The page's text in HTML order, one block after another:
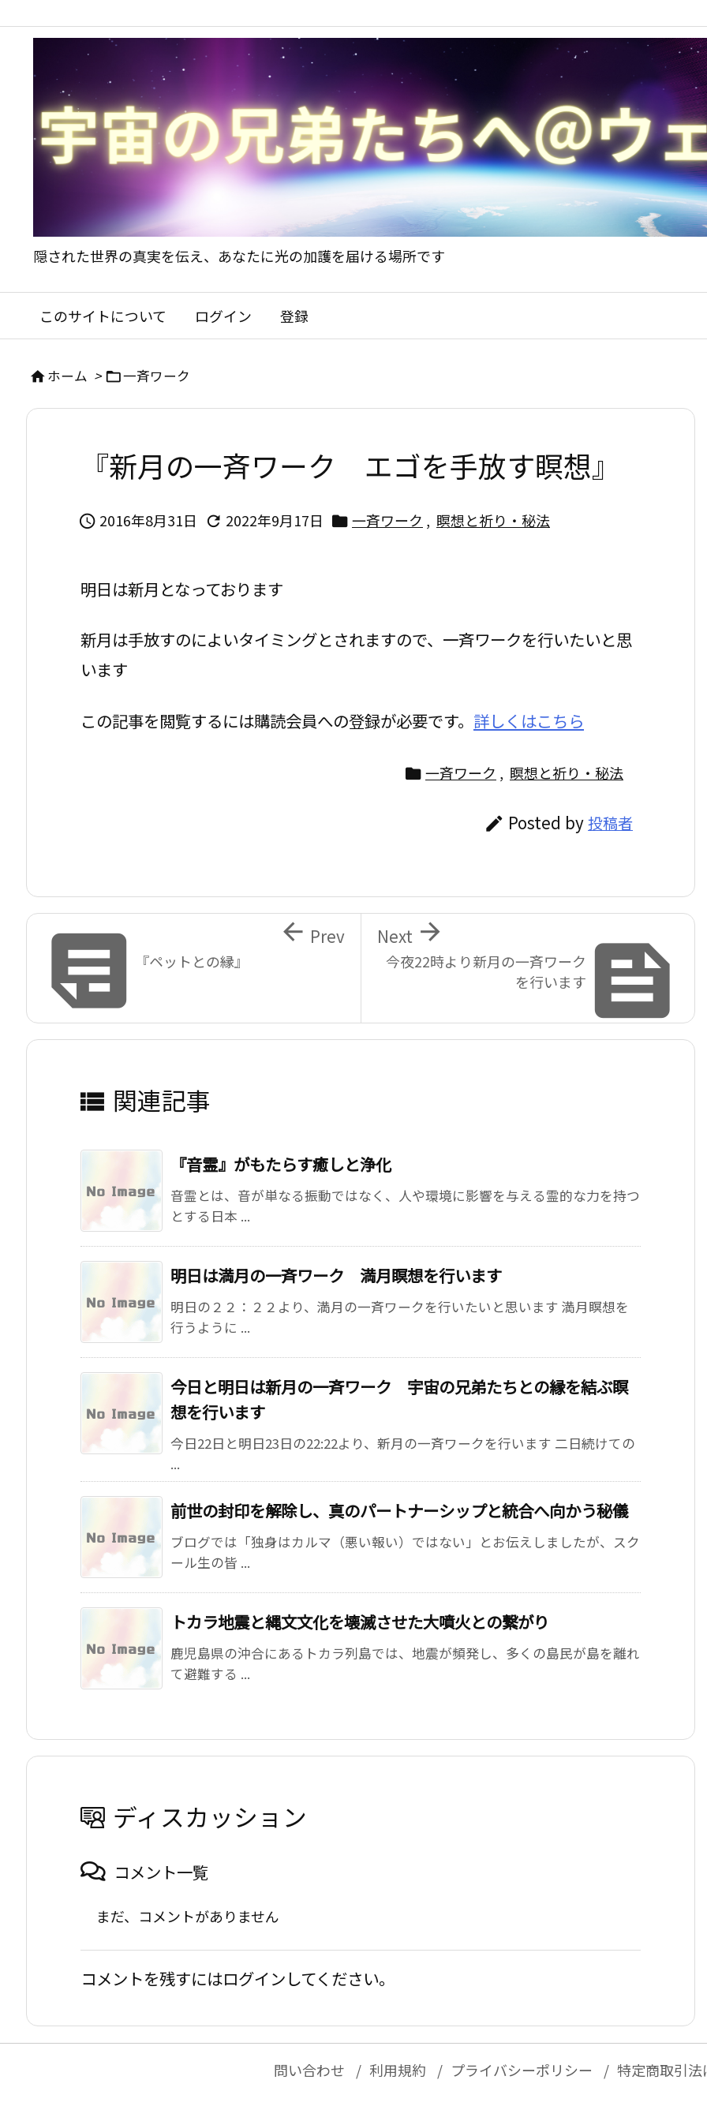
隠された世界の真実を伝え、あなたに光の加護を届ける場所です
このサイトについて ログイン 登録
ホーム > 一斉ワーク
『新月の一斉ワーク エゴを手放す瞑想』
 2016年8月31日  2022年9月17日  一斉ワーク , 瞑想と祈り・秘法
明日は新月となっております
新月は手放すのによいタイミングとされますので、一斉ワークを行いたいと思
います
この記事を閲覧するには購読会員への登録が必要です。 詳しくはこちら
 一斉ワーク , 瞑想と祈り・秘法
 Posted by投稿者

今夜22時より新月の一斉ワーク
を行います

Next
 『ペットとの縁』
 Prev
 関連記事
『音霊』がもたらす癒しと浄化
音霊とは、音が単なる振動ではなく、人や環境に影響を与える霊的な力を持つ
とする日本 ...
明日は満月の一斉ワーク 満月瞑想を行います
明日の２２：２２より、満月の一斉ワークを行いたいと思います 満月瞑想を
行うように ...
今日と明日は新月の一斉ワーク 宇宙の兄弟たちとの縁を結ぶ瞑
想を行います
今日22日と明日23日の22:22より、新月の一斉ワークを行います 二日続けての
...
前世の封印を解除し、真のパートナーシップと統合へ向かう秘儀
ブログでは「独身はカルマ（悪い報い）ではない」とお伝えしましたが、スク
ール生の皆 ...
トカラ地震と縄文文化を壊滅させた大噴火との繋がり
鹿児島県の沖合にあるトカラ列島では、地震が頻発し、多くの島民が島を離れ
て避難する ...
ディスカッション
コメント一覧
まだ、コメントがありません
コメントを残すにはログインしてください。
問い合わせ 利用規約 プライバシーポリシー 特定商取引